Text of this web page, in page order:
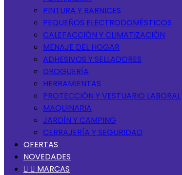
PINTURA Y BARNICES
PEQUEÑOS ELECTRODOMÉSTICOS
CALEFACCIÓN Y CLIMATIZACIÓN
MENAJE DEL HOGAR
ADHESIVOS Y SELLADORES
DROGUERÍA
HERRAMIENTAS
PROTECCIÓN Y VESTUARIO LABORAL
MAQUINARIA
JARDÍN Y CAMPING
CERRAJERÍA Y SEGURIDAD
OFERTAS
NOVEDADES
  MARCAS